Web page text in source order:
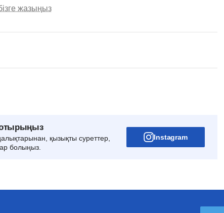
жазыңыз
отырыңыз
қызықты суреттер,
болыңыз.
Instagram